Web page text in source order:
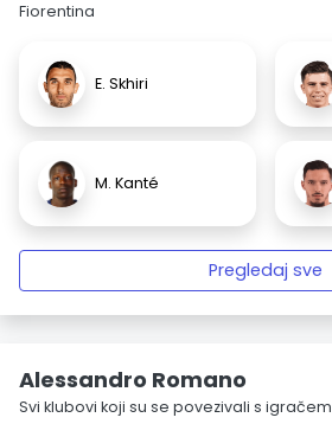
Fiorentina
E. Skhiri
M. Kanté
Pregledaj sve
Alessandro Romano
Svi klubovi koji su se povezivali s igračem